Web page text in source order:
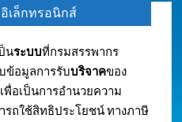
เล็กทรอนิกส์
นระบบที่กรมสรรพากร
ข้อมูลการรับบริจาคของ
อเป็นการอำนวยความ
รถใช้สิทธิประโยชน์ ทางภาษี